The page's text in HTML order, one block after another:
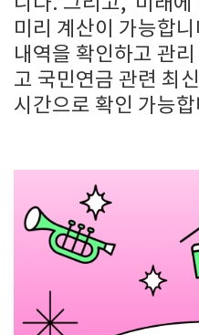
미리 계산이 가능합
내역을 확인하고 관
고 국민연금 관련 최
시간으로 확인 가능